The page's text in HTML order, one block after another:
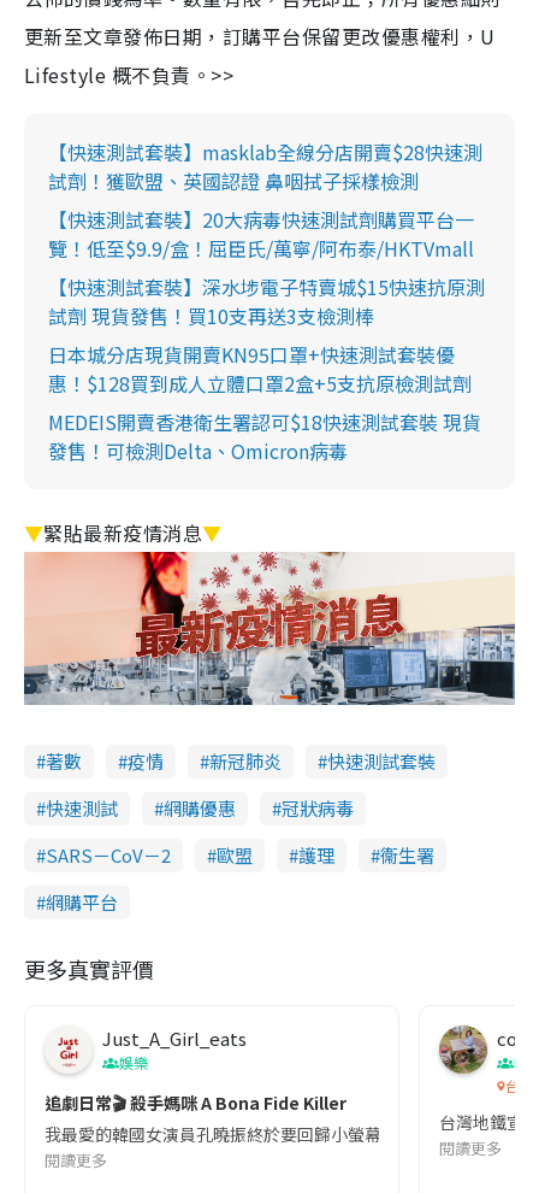
更新至文章發佈日期，訂購平台保留更改優惠權利，U
Lifestyle 概不負責。>>
【快速測試套裝】masklab全線分店開賣$28快速測
試劑！獲歐盟、英國認證 鼻咽拭子採樣檢測
【快速測試套裝】20大病毒快速測試劑購買平台一
覽！低至$9.9/盒！屈臣氏/萬寧/阿布泰/HKTVmall
【快速測試套裝】深水埗電子特賣城$15快速抗原測
試劑 現貨發售！買10支再送3支檢測棒
日本城分店現貨開賣KN95口罩+快速測試套裝優
惠！$128買到成人立體口罩2盒+5支抗原檢測試劑
MEDEIS開賣香港衛生署認可$18快速測試套裝 現貨
發售！可檢測Delta、Omicron病毒
▼緊貼最新疫情消息▼
著數 疫情 新冠肺炎
快速測試套裝
快速測試
網購優惠
冠狀病毒
SARS－CoV－2
歐盟 護理
衞生署
網購平台
更多真實評價
Just_A_Girl_eats
娛樂
追劇日常🎬 殺手媽咪 A Bona Fide Killer
我最愛的韓國女演員孔曉振終於要回歸小螢幕啦!這次的劇本改編
閱讀更多
co
吹
台灣
台灣地鐵宣
閱讀更多